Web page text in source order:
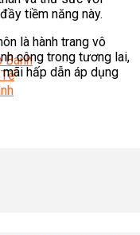
Bánh
tiềm năng này.
là hành trang vô
công trong tương lai,
hấp dẫn áp dụng